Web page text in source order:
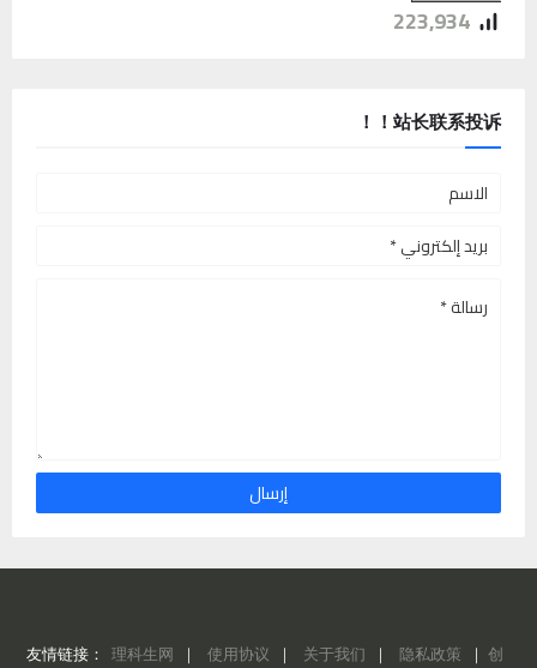
223,934
站长联系投诉！！
友情链接： 理科生网 ｜ 使用协议 ｜ 关于我们 ｜ 隐私政策 ｜ 创